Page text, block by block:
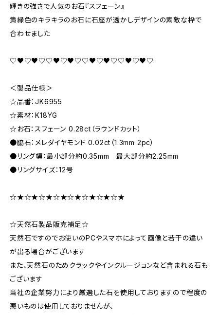
輝きの強さで人気のお石『スフェーン』
黄緑色のキラキラのお石に石座が透かしデザインの素敵な枠で
合わせました
♡♥♡♥♡♡♥♡♥♡♡♥♡♥♡♡♥♡♥♡
＜製品仕様＞
☆品番：JK6955
☆素材：K18YG
☆お石：スフェーン 0.28ct（ラウンドカット）
●脇石：メレダイヤモンド 0.02ct（1.3mm 2pc）
●リング幅：最小部分約0.35mm 最大部分約2.25mm
●リングサイズ：12号
☆★☆★☆★☆★☆★☆★☆★☆★
☆天然石製品販売補足☆
天然石ですのでお使いのPCやスマホによって画像と若干の違い
が出る場合がございます
また、天然石のためクラックやインクルージョンなど含まれる石も
ございます
当社の企業努力により厳選した石を使用しておりますので程度の
悪いものは使用しておりませんが、